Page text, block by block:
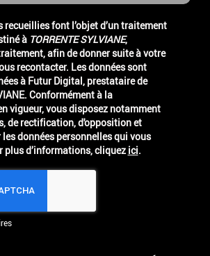
font l’objet d’un traitement
à
TORRENTE SYLVIANE,
afin de donner suite à votre
recontacter. Les données sont
à Futur Digital, prestataire de
vigueur, vous disposez notamment
de rectification, d'opposition et
données personnelles qui vous
plus d’informations, cliquez ici.